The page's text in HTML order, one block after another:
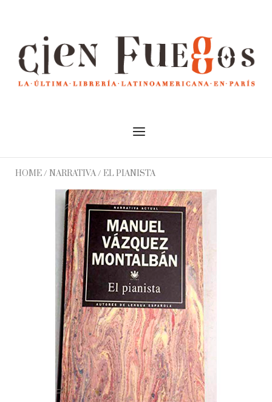
Menu
HOME/ NARRATIVA/ EL PIANISTA